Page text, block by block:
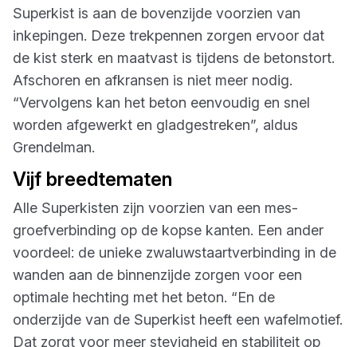
Superkist is aan de bovenzijde voorzien van
inkepingen. Deze trekpennen zorgen ervoor dat
de kist sterk en maatvast is tijdens de betonstort.
Afschoren en afkransen is niet meer nodig.
“Vervolgens kan het beton eenvoudig en snel
worden afgewerkt en gladgestreken”, aldus
Grendelman.
Vijf breedtematen
Alle Superkisten zijn voorzien van een mes-
groefverbinding op de kopse kanten. Een ander
voordeel: de unieke zwaluwstaartverbinding in de
wanden aan de binnenzijde zorgen voor een
optimale hechting met het beton. “En de
onderzijde van de Superkist heeft een wafelmotief.
Dat zorgt voor meer stevigheid en stabiliteit op